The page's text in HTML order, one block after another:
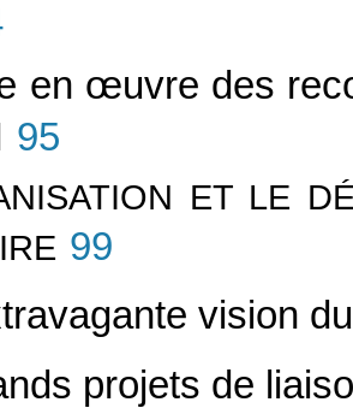
en œuvre des
95
ET LE
99
vision
projets de